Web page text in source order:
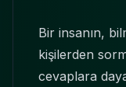
Bir insanın,
kişilerden
cevaplara